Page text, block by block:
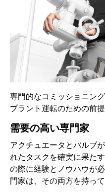
専門的なコミッショニン
プラント運転のための前
需要の高い専門家
アクチュエータとバルブ
れたタスクを確実に果た
の際に経験とノウハウが
門家は、その両方を持って